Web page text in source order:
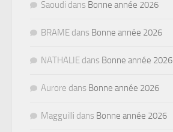
Saoudi dans Bonne année 2026
BRAME dans Bonne année 2026
NATHALIE dans Bonne année 2026
Aurore dans Bonne année 2026
Magguilli dans Bonne année 2026